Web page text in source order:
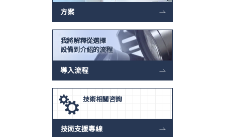
方案
我將解釋從選擇
設備到介紹的流程
導入流程
技術相關咨詢
技術支援專線